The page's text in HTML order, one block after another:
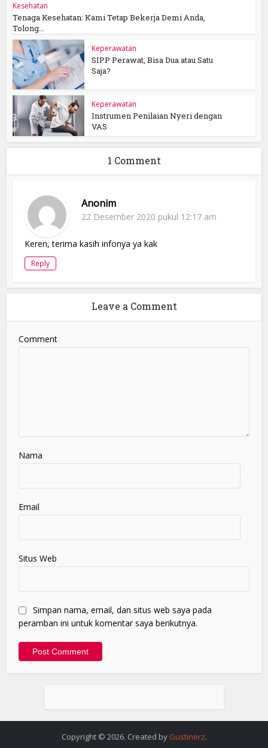
Kesehatan
Tenaga Kesehatan: Kami Tetap Bekerja Demi Anda,
Tolong...
Keperawatan
SIPP Perawat, Bisa Dua atau Satu
Saja?
Keperawatan
Instrumen Penilaian Nyeri dengan
VAS
1 Comment
Anonim
22 Desember 2020 pukul 12:17 am
Keren, terima kasih infonya ya kak
Reply
Leave a Comment
Comment
Nama
Email
Situs Web
Simpan nama, email, dan situs web saya pada
peramban ini untuk komentar saya berikutnya.
Copyright © 2026. Created by Gustinerz.